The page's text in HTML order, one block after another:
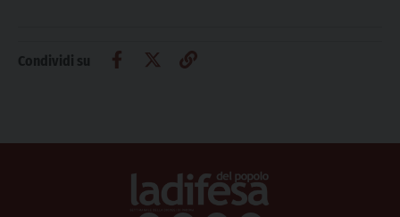
Condividi su